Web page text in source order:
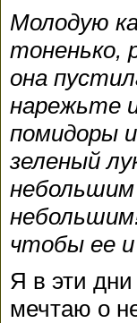
Молодую
тоненько,
она
нарежьте
помидоры
зеленый
чтобы ее и
Я в эти
мечтаю о